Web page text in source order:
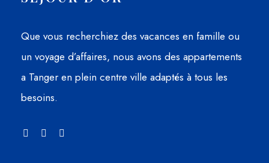
Que vous recherchiez des vacances en famille ou
un voyage d’affaires, nous avons des appartements
a Tanger en plein centre ville adaptés à tous les
besoins.